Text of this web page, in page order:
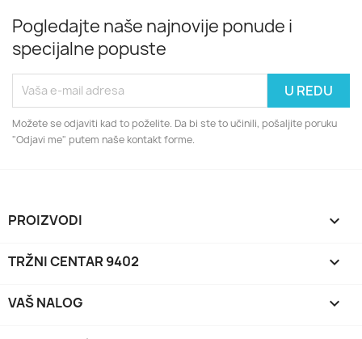
Pogledajte naše najnovije ponude i
specijalne popuste
Možete se odjaviti kad to poželite. Da bi ste to učinili, pošaljite poruku
"Odjavi me" putem naše kontakt forme.
PROIZVODI 
TRŽNI CENTAR 9402 
VAŠ NALOG 